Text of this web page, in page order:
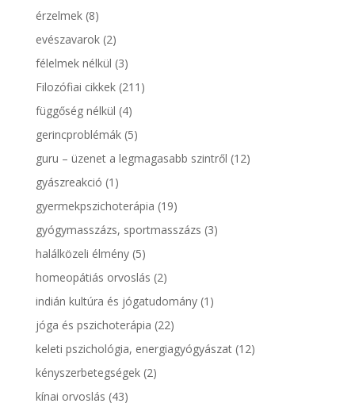
érzelmek(8)
evészavarok(2)
félelmek nélkül (3)
Filozófiai cikkek(211)
függőség nélkül (4)
gerincproblémák(5)
guru – üzenet a legmagasabb szintről (12)
gyászreakció (1)
gyermekpszichoterápia (19)
gyógymasszázs, sportmasszázs (3)
halálközeli élmény(5)
homeopátiás orvoslás (2)
indián kultúra és jógatudomány(1)
jóga és pszichoterápia (22)
keleti pszichológia, energiagyógyászat(12)
kényszerbetegségek(2)
kínai orvoslás (43)